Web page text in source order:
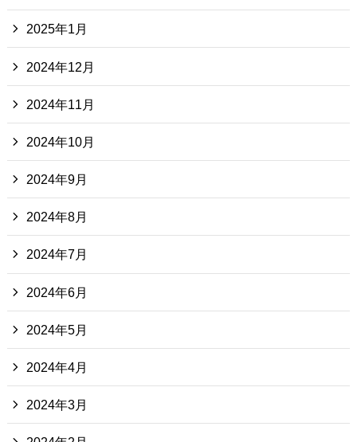
2025年1月
2024年12月
2024年11月
2024年10月
2024年9月
2024年8月
2024年7月
2024年6月
2024年5月
2024年4月
2024年3月